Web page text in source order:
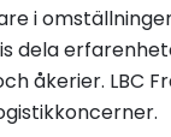
i
dela
åkerier. LBC